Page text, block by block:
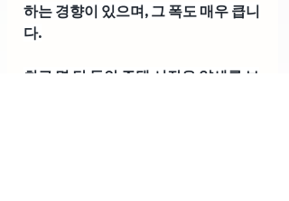
하는 경향이 있으며, 그 폭도 매우 큽니
다.
최근 몇 달 동안 주택 시장은 약세를 보